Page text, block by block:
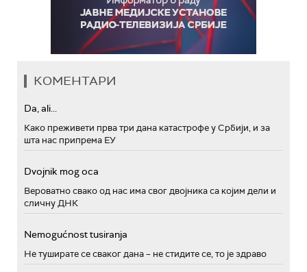
КОМЕНТАРИ
Da, ali...
Како преживети прва три дана катастрофе у Србији, и за
шта нас припрема ЕУ
Dvojnik mog oca
Вероватно свако од нас има свог двојника са којим дели и
сличну ДНК
Nemogućnost tusiranja
Не туширате се сваког дана – не стидите се, то је здраво